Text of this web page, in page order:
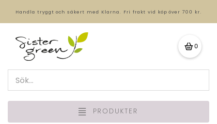
Handla tryggt och säkert med Klarna. Fri frakt vid köp över 700 kr.
0
PRODUKTER